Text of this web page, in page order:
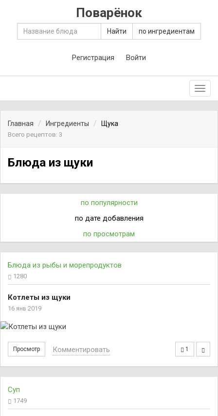
Поварёнок
Найти по ингредиентам
Регистрация Войти
Главная Ингредиенты
Щука
Всего рецептов: 3
Блюда из щуки
по популярности
по дате добавления
по просмотрам
Блюда из рыбы и морепродуктов
1280
Котлеты из щуки
16 янв 2019
Просмотр 1
Комментировать
Суп
1749